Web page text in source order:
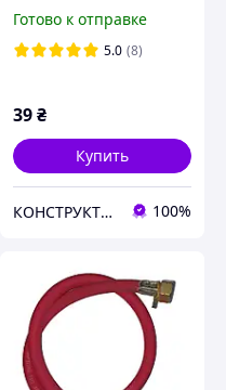
шланг 9 мм
Готово к отправке
5.0 (8)
39₴
Купить
КОНСТРУКТОР онлайн-магазин 100%